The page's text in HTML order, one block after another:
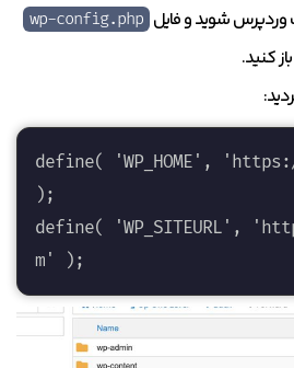
شوید و فایل wp-config.php
کنید.
define( 'WP_HOME',
);
define( 'WP_SITEURL',